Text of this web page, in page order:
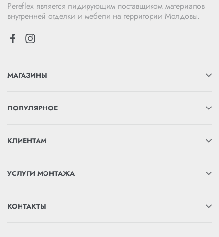
Pereflex является лидирующим поставщиком материалов
внутренней отделки и мебели на территории Молдовы.
МАГАЗИНЫ
ПОПУЛЯРНОЕ
КЛИЕНТАМ
УСЛУГИ МОНТАЖА
КОНТАКТЫ